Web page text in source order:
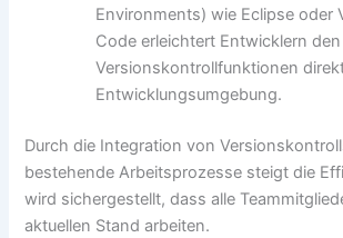
Environments) wie Eclipse oder
Code erleichtert Entwicklern
Versionskontrollfunktionen
Entwicklungsumgebung.
Durch die Integration von
bestehende Arbeitsprozesse steigt die
wird sichergestellt, dass alle
aktuellen Stand arbeiten.